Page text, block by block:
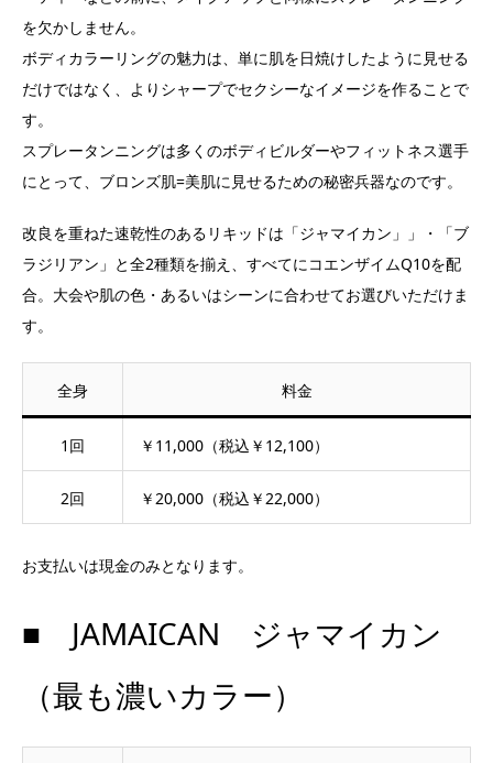
を欠かしません。
ボディカラーリングの魅力は、単に肌を日焼けしたように見せる
だけではなく、よりシャープでセクシーなイメージを作ることで
す。
スプレータンニングは多くのボディビルダーやフィットネス選手
にとって、ブロンズ肌=美肌に見せるための秘密兵器なのです。
改良を重ねた速乾性のあるリキッドは「ジャマイカン」」・「ブ
ラジリアン」と全2種類を揃え、すべてにコエンザイムQ10を配
合。大会や肌の色・あるいはシーンに合わせてお選びいただけま
す。
全身 料金
1回 ￥11,000（税込￥12,100）
2回 ￥20,000（税込￥22,000）
お支払いは現金のみとなります。
■ JAMAICAN ジャマイカン
（最も濃いカラー）